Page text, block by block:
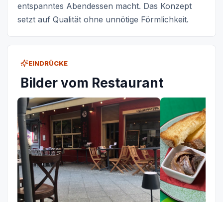
entspanntes Abendessen macht. Das Konzept
setzt auf Qualität ohne unnötige Förmlichkeit.
EINDRÜCKE
Bilder vom Restaurant